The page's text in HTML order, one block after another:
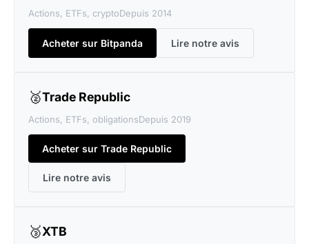
Actions, ETFs, cryptoDepuis 2014
Acheter sur Bitpanda Lire notre avis
🥈Trade Republic
Actions, ETFs, obligationsDepuis 2019
Acheter sur Trade Republic
Lire notre avis
🥉XTB